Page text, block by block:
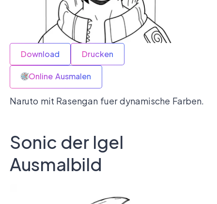
Download Drucken
Online Ausmalen
Naruto mit Rasengan fuer dynamische Farben.
Sonic der Igel
Ausmalbild